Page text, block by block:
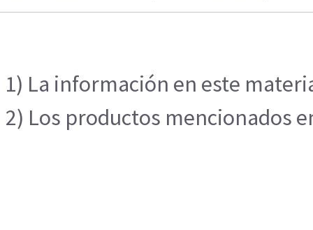
1) La información en este
2) Los productos mencionados